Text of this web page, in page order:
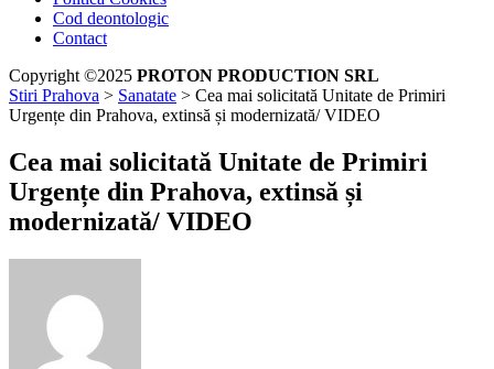
Cod deontologic
Contact
Copyright ©2025 PROTON PRODUCTION SRL
Stiri Prahova > Sanatate > Cea mai solicitată Unitate de Primiri
Urgențe din Prahova, extinsă și modernizată/ VIDEO
Cea mai solicitată Unitate de Primiri
Urgențe din Prahova, extinsă și
modernizată/ VIDEO